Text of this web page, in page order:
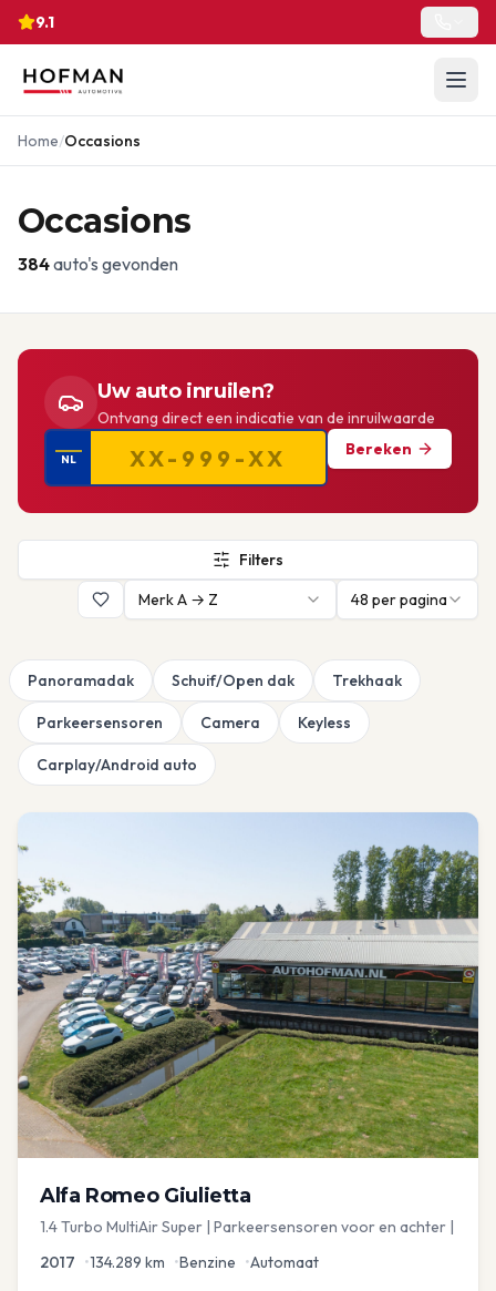
9.1
Home/Occasions
Occasions
384auto's gevonden
Uw auto inruilen?
Ontvang direct een indicatie van de inruilwaarde
NL
Bereken
Filters
Merk A → Z
48 per pagina
Panoramadak Schuif/Open dak Trekhaak
Parkeersensoren Camera Keyless
Carplay/Android auto
Alfa Romeo Giulietta
1.4 Turbo MultiAir Super | Parkeersensoren voor en achter |
2017 •134.289 km •Benzine •Automaat